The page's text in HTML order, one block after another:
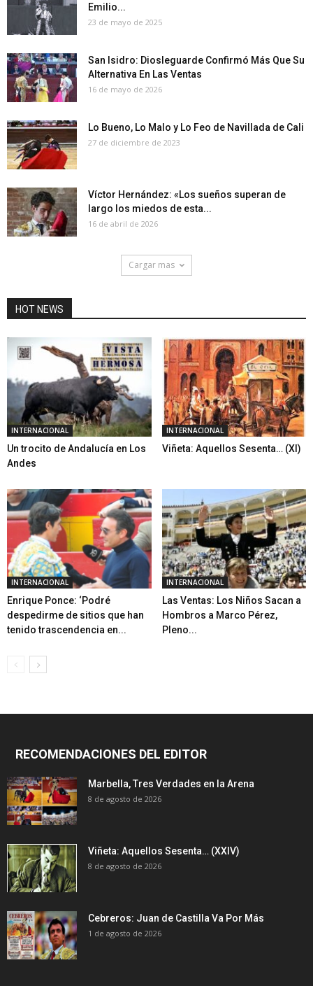
Emilio...
23 de mayo de 2025
San Isidro: Diosleguarde Confirmó Más Que Su
Alternativa En Las Ventas
16 de mayo de 2026
Lo Bueno, Lo Malo y Lo Feo de Navillada de Cali
27 de diciembre de 2023
Víctor Hernández: «Los sueños superan de
largo los miedos de esta...
16 de abril de 2026
Cargar mas
HOT NEWS
INTERNACIONAL
Un trocito de Andalucía en Los
Andes
INTERNACIONAL
Viñeta: Aquellos Sesenta… (XI)
INTERNACIONAL
Enrique Ponce: ‘Podré
despedirme de sitios que han
tenido trascendencia en...
INTERNACIONAL
Las Ventas: Los Niños Sacan a
Hombros a Marco Pérez,
Pleno...
RECOMENDACIONES DEL EDITOR
Marbella, Tres Verdades en la Arena
8 de agosto de 2026
Viñeta: Aquellos Sesenta… (XXIV)
8 de agosto de 2026
Cebreros: Juan de Castilla Va Por Más
1 de agosto de 2026